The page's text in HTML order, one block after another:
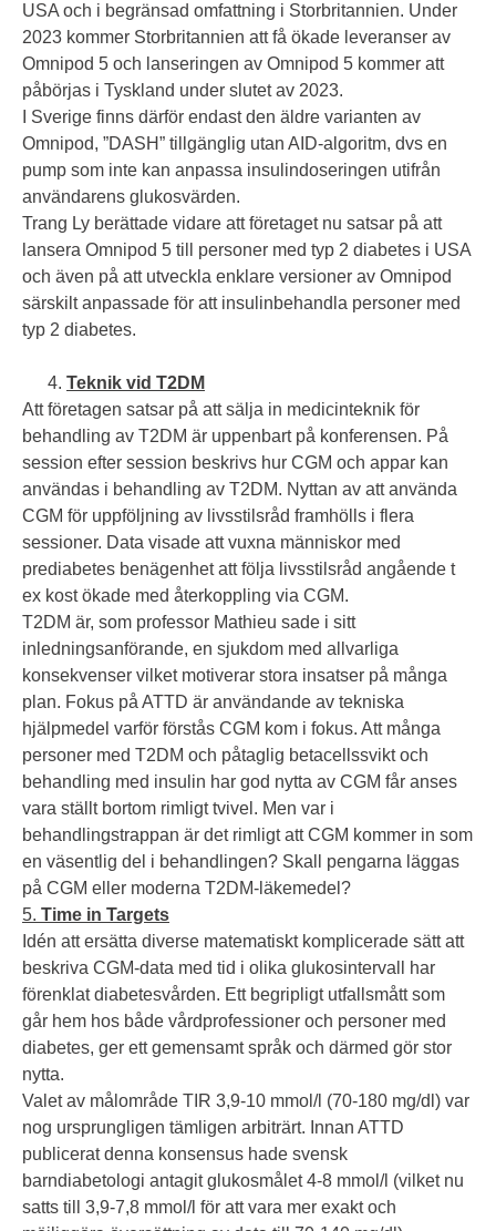
USA och i begränsad omfattning i Storbritannien. Under
2023 kommer Storbritannien att få ökade leveranser av
Omnipod 5 och lanseringen av Omnipod 5 kommer att
påbörjas i Tyskland under slutet av 2023.
I Sverige finns därför endast den äldre varianten av
Omnipod, ”DASH” tillgänglig utan AID-algoritm, dvs en
pump som inte kan anpassa insulindoseringen utifrån
användarens glukosvärden.
Trang Ly berättade vidare att företaget nu satsar på att
lansera Omnipod 5 till personer med typ 2 diabetes i USA
och även på att utveckla enklare versioner av Omnipod
särskilt anpassade för att insulinbehandla personer med
typ 2 diabetes.
Teknik vid T2DM
Att företagen satsar på att sälja in medicinteknik för
behandling av T2DM är uppenbart på konferensen. På
session efter session beskrivs hur CGM och appar kan
användas i behandling av T2DM. Nyttan av att använda
CGM för uppföljning av livsstilsråd framhölls i flera
sessioner. Data visade att vuxna människor med
prediabetes benägenhet att följa livsstilsråd angående t
ex kost ökade med återkoppling via CGM.
T2DM är, som professor Mathieu sade i sitt
inledningsanförande, en sjukdom med allvarliga
konsekvenser vilket motiverar stora insatser på många
plan. Fokus på ATTD är användande av tekniska
hjälpmedel varför förstås CGM kom i fokus. Att många
personer med T2DM och påtaglig betacellssvikt och
behandling med insulin har god nytta av CGM får anses
vara ställt bortom rimligt tvivel. Men var i
behandlingstrappan är det rimligt att CGM kommer in som
en väsentlig del i behandlingen? Skall pengarna läggas
på CGM eller moderna T2DM-läkemedel?
5. Time in Targets
Idén att ersätta diverse matematiskt komplicerade sätt att
beskriva CGM-data med tid i olika glukosintervall har
förenklat diabetesvården. Ett begripligt utfallsmått som
går hem hos både vårdprofessioner och personer med
diabetes, ger ett gemensamt språk och därmed gör stor
nytta.
Valet av målområde TIR 3,9-10 mmol/l (70-180 mg/dl) var
nog ursprungligen tämligen arbiträrt. Innan ATTD
publicerat denna konsensus hade svensk
barndiabetologi antagit glukosmålet 4-8 mmol/l (vilket nu
satts till 3,9-7,8 mmol/l för att vara mer exakt och